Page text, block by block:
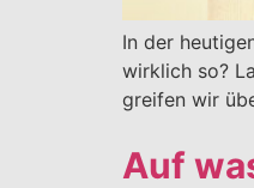
In der
wirklich so?
greifen wir
Auf